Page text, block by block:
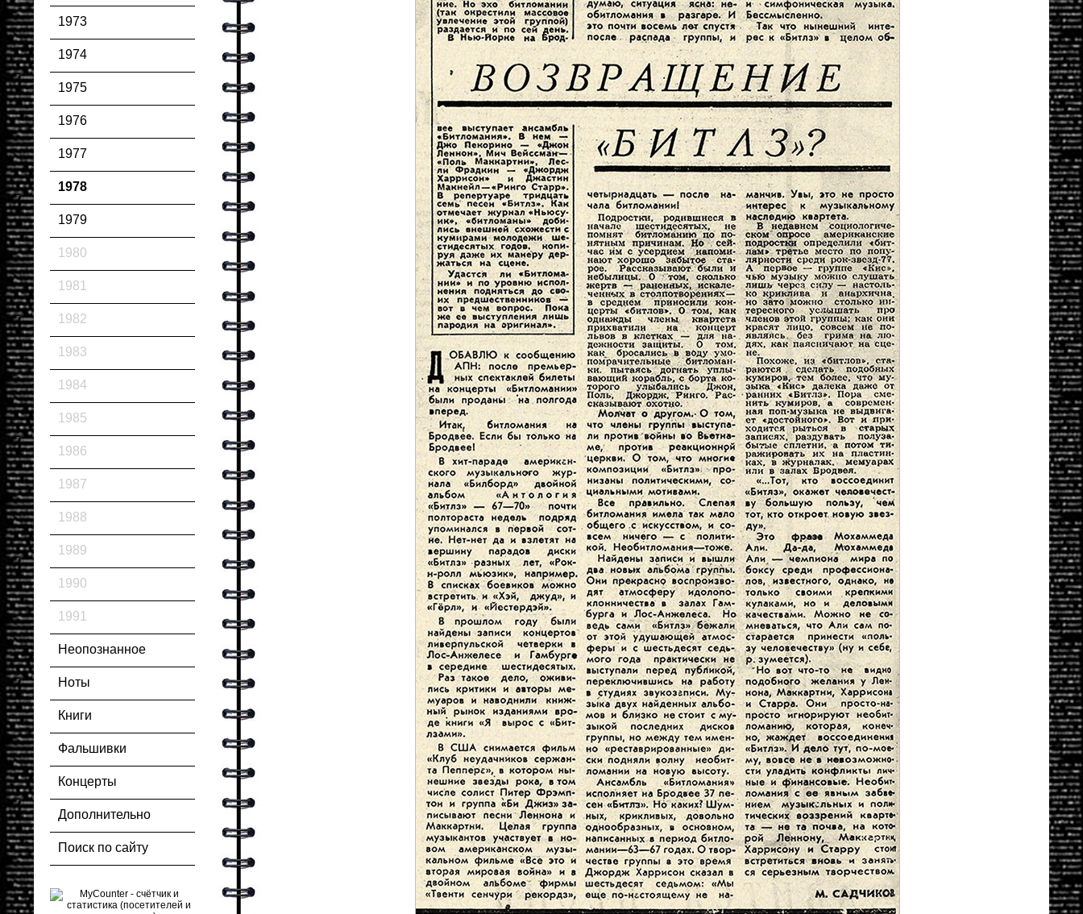
1973
1974
1975
1976
1977
1978
1979
1980
1981
1982
1983
1984
1985
1986
1987
1988
1989
1990
1991
Неопознанное
Ноты
Книги
Фальшивки
Концерты
Дополнительно
Поиск по сайту